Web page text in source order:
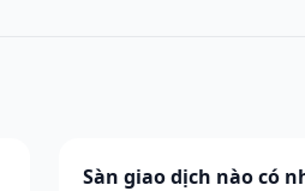
Sàn giao dịch nào có